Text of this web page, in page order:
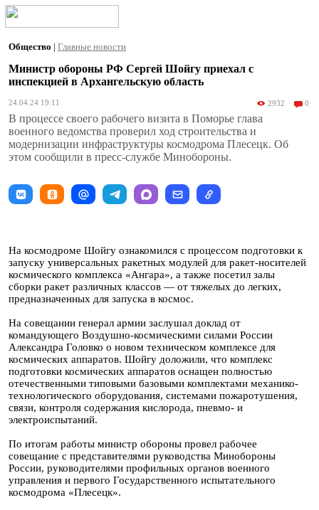
Общество | Главные новости
Министр обороны РФ Сергей Шойгу приехал с
инспекцией в Архангельскую область
24.04.24 19:11 2932 0
В процессе своего рабочего визита в Поморье глава
военного ведомства проверил ход строительства и
модернизации инфраструктуры космодрома Плесецк. Об
этом сообщили в пресс-службе Минобороны.
На космодроме Шойгу ознакомился с процессом подготовки к
запуску универсальных ракетных модулей для ракет-носителей
космического комплекса «Ангара», а также посетил залы
сборки ракет различных классов — от тяжелых до легких,
предназначенных для запуска в космос.
На совещании генерал армии заслушал доклад от
командующего Воздушно-космическими силами России
Александра Головко о новом техническом комплексе для
космических аппаратов. Шойгу доложили, что комплекс
подготовки космических аппаратов оснащен полностью
отечественными типовыми базовыми комплектами механико-
технологического оборудования, системами пожаротушения,
связи, контроля содержания кислорода, пневмо- и
электроиспытаний.
По итогам работы министр обороны провел рабочее
совещание с представителями руководства Минобороны
России, руководителями профильных органов военного
управления и первого Государственного испытательного
космодрома «Плесецк».